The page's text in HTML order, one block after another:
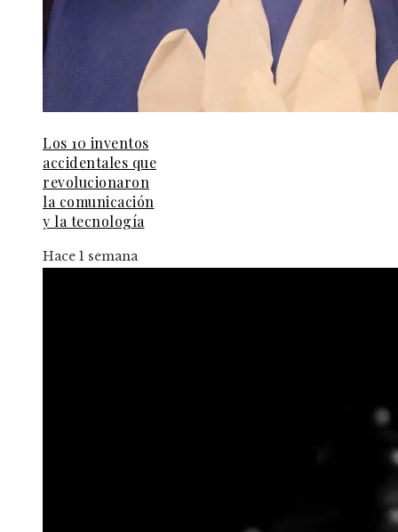
Los 10 inventos
accidentales que
revolucionaron
la comunicación
y la tecnología
Hace 1 semana